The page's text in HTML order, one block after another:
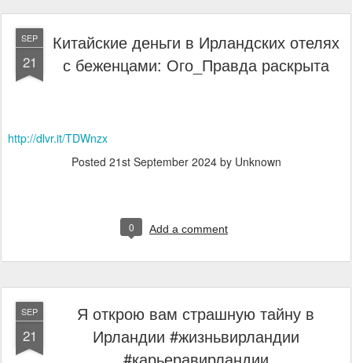
SEP
21
Китайские деньги в Ирландских отелях
с беженцами: Ого_Правда раскрыта
http://dlvr.it/TDWnzx
Posted 21st September 2024by Unknown
0 Add a comment
SEP
21
Я открою вам страшную тайну в
Ирландии #жизньвирландии